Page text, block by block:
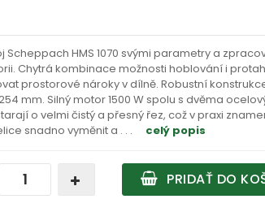
Scheppach HMS 1070 svými parametry a
Chytrá kombinace možnosti hoblování i
prostorové nároky v dílně. Robustní
mm. Silný motor 1500 W spolu s dvěma
o velmi čistý a přesný řez, což v praxi
snadno vyměnit a . . . celý popis
PRIDAŤ DO